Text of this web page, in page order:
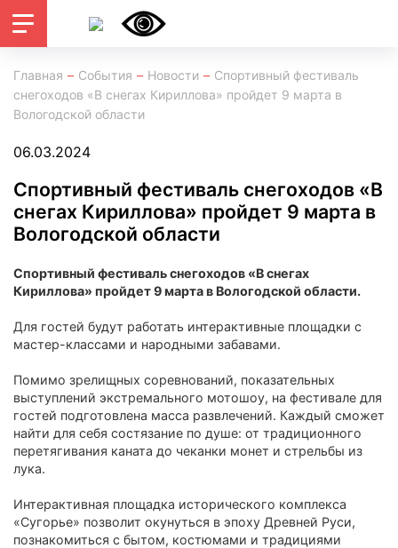
Главная События Новости
Спортивный фестиваль
снегоходов «В снегах Кириллова» пройдет 9 марта в
Вологодской области
06.03.2024
Спортивный фестиваль снегоходов «В
снегах Кириллова» пройдет 9 марта в
Вологодской области
Спортивный фестиваль снегоходов «В снегах
Кириллова» пройдет 9 марта в Вологодской области.
Для гостей будут работать интерактивные площадки с
мастер-классами и народными забавами.
Помимо зрелищных соревнований, показательных
выступлений экстремального мотошоу, на фестивале для
гостей подготовлена масса развлечений. Каждый сможет
найти для себя состязание по душе: от традиционного
перетягивания каната до чеканки монет и стрельбы из
лука.
Интерактивная площадка исторического комплекса
«Сугорье» позволит окунуться в эпоху Древней Руси,
познакомиться с бытом, костюмами и традициями